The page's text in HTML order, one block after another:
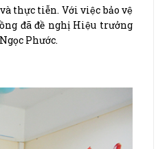
thực tiễn. Với việc bảo vệ
đã đề nghị Hiệu trưởng
Phước.